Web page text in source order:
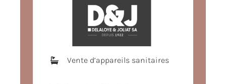
Vente d’appareils sanitaires